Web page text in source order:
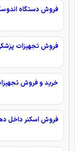
فروش دستگاه
فروش تجهیزات
خرید و فروش
فروش اسکنر داخل